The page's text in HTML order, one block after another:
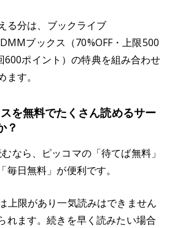
る分は、ブックライブ
DMMブックス（70%OFF・上限500
600ポイント）の特典を組み合わせ
す。
を無料でたくさん読めるサー
？
なら、ピッコマの「待てば無料」
日無料」が便利です。
上限があり一気読みはできません
れます。続きを早く読みたい場合